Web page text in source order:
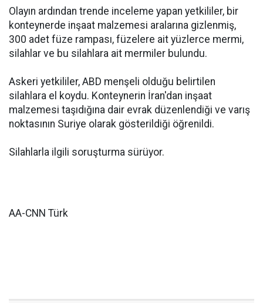
Olayın ardından trende inceleme yapan yetkililer, bir
konteynerde inşaat malzemesi aralarına gizlenmiş,
300 adet füze rampası, füzelere ait yüzlerce mermi,
silahlar ve bu silahlara ait mermiler bulundu.
Askeri yetkililer, ABD menşeli olduğu belirtilen
silahlara el koydu. Konteynerin İran'dan inşaat
malzemesi taşıdığına dair evrak düzenlendiği ve varış
noktasının Suriye olarak gösterildiği öğrenildi.
Silahlarla ilgili soruşturma sürüyor.
AA-CNN Türk